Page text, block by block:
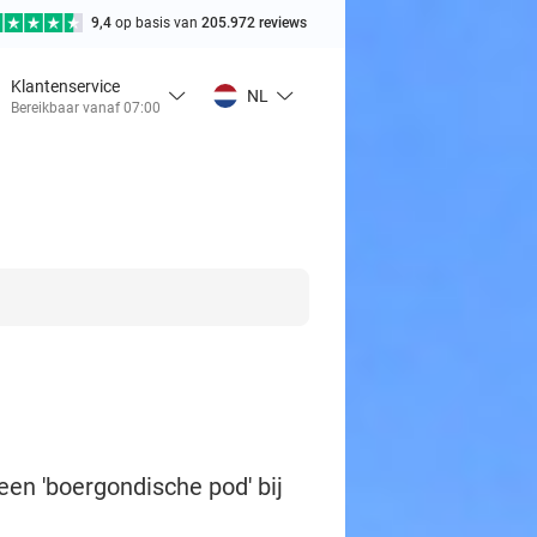
9,4 op basis van 205.972 reviews
Klantenservice
Bereikbaar vanaf 07:00
NL
'boergondische pod' bij